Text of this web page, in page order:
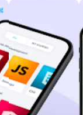
些嚮導曾經與您